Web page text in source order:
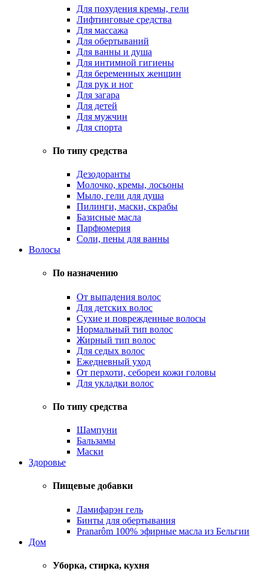
Для похудения кремы, гели
Лифтинговые средства
Для массажа
Для обертываний
Для ванны и душа
Для интимной гигиены
Для беременных женщин
Для рук и ног
Для загара
Для детей
Для мужчин
Для спорта
По типу средства
Дезодоранты
Молочко, кремы, лосьоны
Мыло, гели для душа
Пилинги, маски, скрабы
Базисные масла
Парфюмерия
Соли, пены для ванны
Волосы
По назначению
От выпадения волос
Для детских волос
Сухие и поврежденные волосы
Нормальный тип волос
Жирный тип волос
Для седых волос
Ежедневный уход
От перхоти, себореи кожи головы
Для укладки волос
По типу средства
Шампуни
Бальзамы
Маски
Здоровье
Пищевые добавки
Ламифарэн гель
Бинты для обертывания
Pranarôm 100% эфирные масла из Бельгии
Дом
Уборка, стирка, кухня